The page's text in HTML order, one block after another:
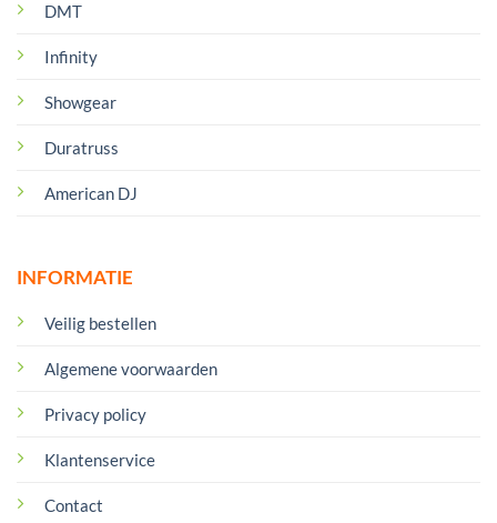
DMT
Infinity
Showgear
Duratruss
American DJ
INFORMATIE
Veilig bestellen
Algemene voorwaarden
Privacy policy
Klantenservice
Contact